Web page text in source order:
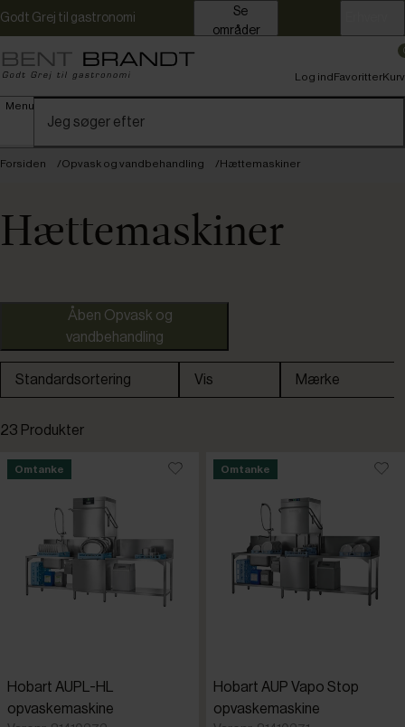
Godt Grej til gastronomi
områder
Menu
Log indFavoritterKurv
Forsiden Opvask og vandbehandling Hættemaskiner
Hættemaskiner
vandbehandling
Standardsortering
Laveste pris
Højeste pris
Tilføjet for nylig
Vis Mærke
Stierlen
23 Produkter
Omtanke
Hobart AUPL-HL
opvaskemaskine
Omtanke
Hobart AUP Vapo Stop
opvaskemaskine